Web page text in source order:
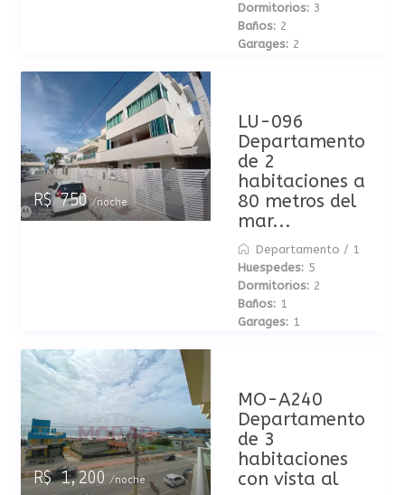
Dormitorios: 3
Baños: 2
Garages: 2
R$ 750/noche
LU-096
Departamento
de 2
habitaciones a
80 metros del
mar...
Departamento / 1
Huespedes: 5
Dormitorios: 2
Baños: 1
Garages: 1
R$ 1,200/noche
MO-A240
Departamento
de 3
habitaciones
con vista al